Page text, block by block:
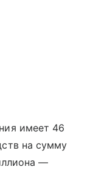
имеет 46
на сумму
—